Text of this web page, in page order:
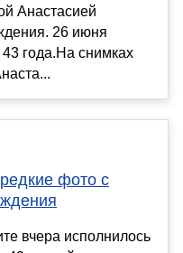
Анастасией
26 июня
43 года.На снимках
фото с
вчера исполнилось